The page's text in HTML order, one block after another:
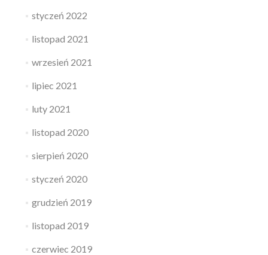
styczeń 2022
listopad 2021
wrzesień 2021
lipiec 2021
luty 2021
listopad 2020
sierpień 2020
styczeń 2020
grudzień 2019
listopad 2019
czerwiec 2019